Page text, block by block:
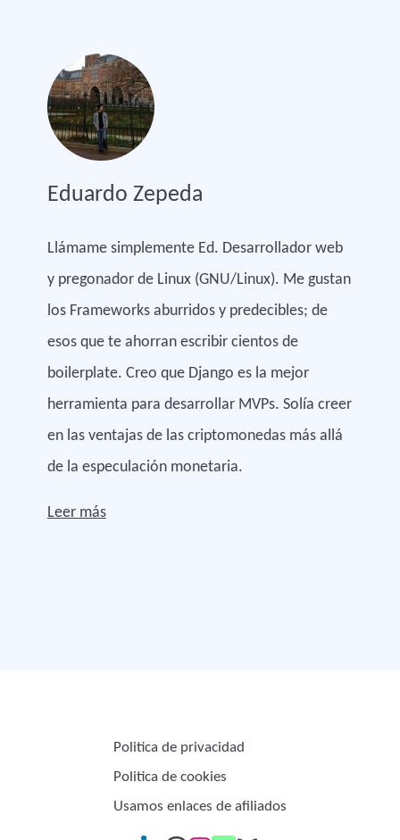
Eduardo Zepeda
Llámame simplemente Ed. Desarrollador web
y pregonador de Linux (GNU/Linux). Me gustan
los Frameworks aburridos y predecibles; de
esos que te ahorran escribir cientos de
boilerplate. Creo que Django es la mejor
herramienta para desarrollar MVPs. Solía creer
en las ventajas de las criptomonedas más allá
de la especulación monetaria.
Leer más
Politica de privacidad
Politica de cookies
Usamos enlaces de afiliados